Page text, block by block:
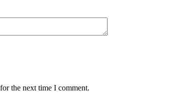
the next time I comment.